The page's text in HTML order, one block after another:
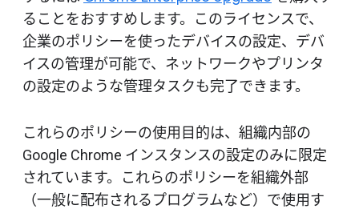
ることをおすすめします。このライセンスで、
企業のポリシーを使ったデバイスの設定、デバ
イスの管理が可能で、ネットワークやプリンタ
の設定のような管理タスクも完了できます。
これらのポリシーの使用目的は、組織内部の
Google Chrome インスタンスの設定のみに限定
されています。これらのポリシーを組織外部
（一般に配布されるプログラムなど）で使用す